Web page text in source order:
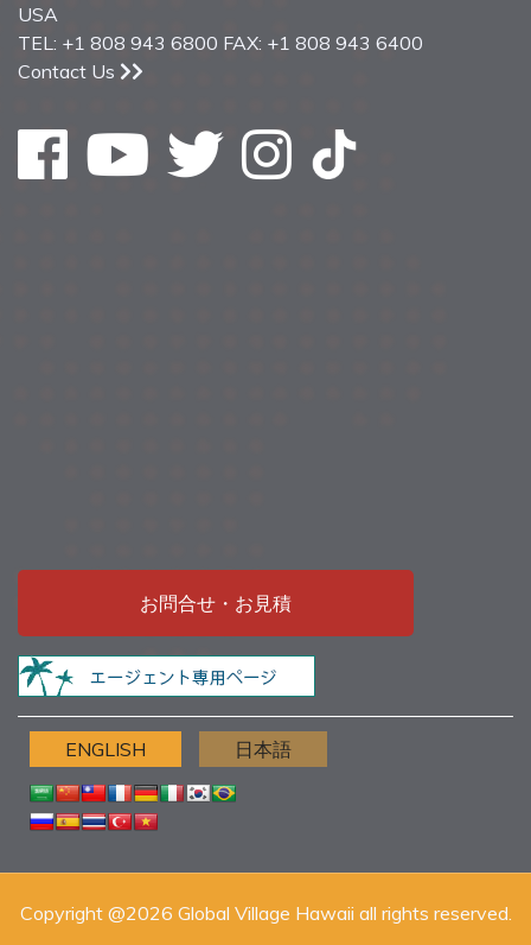
USA
TEL: +1 808 943 6800 FAX: +1 808 943 6400
Contact Us
お問合せ・お見積
ENGLISH 日本語
Copyright @2026 Global Village Hawaii all rights reserved.